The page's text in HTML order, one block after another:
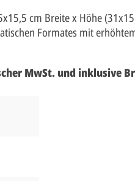
cm Breite x Höhe
Formates mit
MwSt. und inklusive